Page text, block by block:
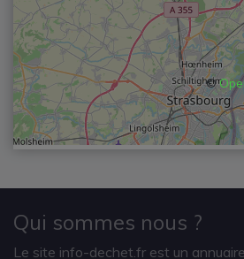
©
Qui sommes nous ?
Le site info-dechet.fr est un